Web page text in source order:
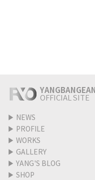
YANGBANGEAN
OFFICIAL SITE
▶ NEWS
▶ PROFILE
▶ WORKS
▶ GALLERY
▶ YANG'S BLOG
▶ SHOP